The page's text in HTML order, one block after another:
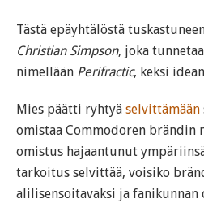
Tästä epäyhtälöstä
Christian Simpson, joka
nimellään Perifractic, keksi
Mies päätti ryhtyä selvittämään
omistaa Commodoren brändin
omistus hajaantunut
tarkoitus selvittää, voisiko
alilisensoitavaksi ja fanikunnan